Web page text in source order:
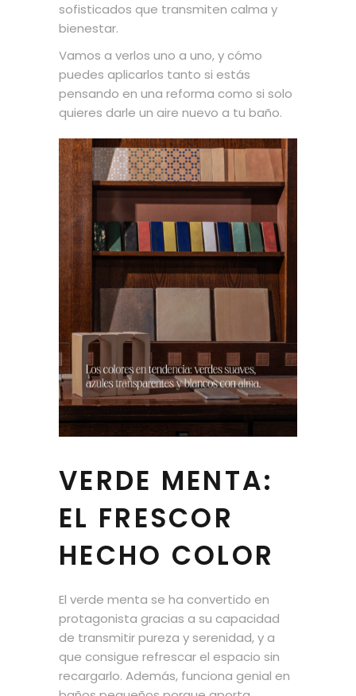
sofisticados que transmiten calma y
bienestar.
Vamos a verlos uno a uno, y cómo
puedes aplicarlos tanto si estás
pensando en una reforma como si solo
quieres darle un aire nuevo a tu baño.
VERDE MENTA:
EL FRESCOR
HECHO COLOR
El verde menta se ha convertido en
protagonista gracias a su capacidad
de transmitir pureza y serenidad, y a
que consigue refrescar el espacio sin
recargarlo. Además, funciona genial en